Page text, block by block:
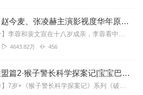
3
长公主｜赵今麦、张凌赫主演影视度华年原著｜晋江墨书白高分古言｜周默团队制作
【内容简介】李蓉和裴文宣在十八岁成亲，李蓉看中裴文宣家中背景避祸，裴文宣看上李蓉公主身份翻身，政治联姻，毫无情谊可言。后来她沉迷声乐花天酒地，他心有所属过家门而...
4643.82万 456
破坏者联盟篇2·猴子警长科学探案记|宝宝巴士故事
【适听年龄】7岁+《猴子警长科学探案记》系列《破坏者联盟篇1·猴子警长科学探案记》>>>《破坏者联盟篇2·猴子警长科学探案记》>>>《破坏者联盟篇3·猴子警长科...